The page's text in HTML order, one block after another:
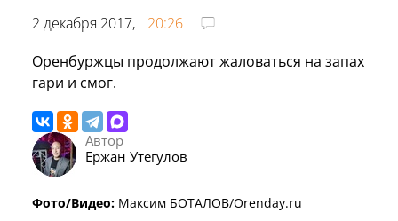
2 декабря 2017,
20:26
Оренбуржцы продолжают жаловаться на запах
гари и смог.
Автор
Ержан Утегулов
Фото/Видео: Максим БОТАЛОВ/Orenday.ru